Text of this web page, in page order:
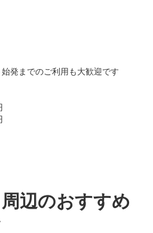
発までのご利用も大歓迎です
辺のおすすめ